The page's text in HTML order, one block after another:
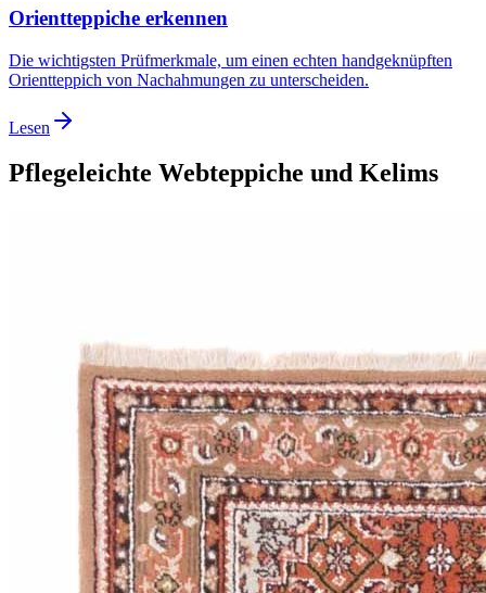
Orientteppiche erkennen
Die wichtigsten Prüfmerkmale, um einen echten handgeknüpften
Orientteppich von Nachahmungen zu unterscheiden.
Lesen
Pflegeleichte Webteppiche und Kelims